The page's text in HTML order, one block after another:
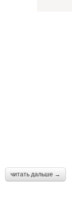
читать дальше →